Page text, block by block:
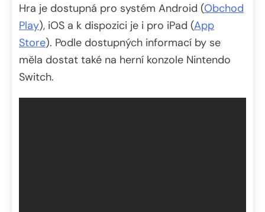
Hra je dostupná pro systém Android (Obchod
Play), iOS a k dispozici je i pro iPad (App
Store). Podle dostupných informací by se
měla dostat také na herní konzole Nintendo
Switch.